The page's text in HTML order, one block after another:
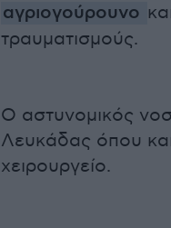
αγριογούρουνο
τραυματισμούς.
Ο αστυνομικός
Λευκάδας όπου
χειρουργείο.